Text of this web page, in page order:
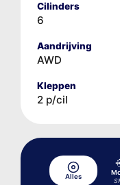
Cilinders
6
Aandrijving
AWD
Kleppen
2 p/cil
Alles